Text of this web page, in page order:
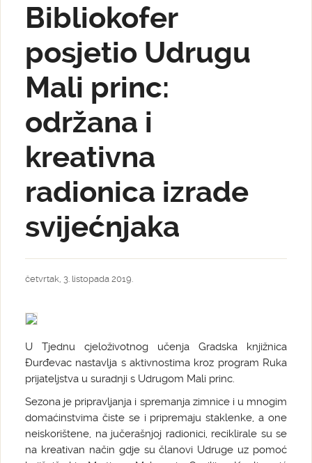
Bibliokofer
posjetio Udrugu
Mali princ:
održana i
kreativna
radionica izrade
svijećnjaka
četvrtak, 3. listopada 2019.
U Tjednu cjeloživotnog učenja Gradska knjižnica
Đurđevac nastavlja s aktivnostima kroz program Ruka
prijateljstva u suradnji s Udrugom Mali princ.
Sezona je pripravljanja i spremanja zimnice i u mnogim
domaćinstvima čiste se i pripremaju staklenke, a one
neiskorištene, na jučerašnjoj radionici, reciklirale su se
na kreativan način gdje su članovi Udruge uz pomoć